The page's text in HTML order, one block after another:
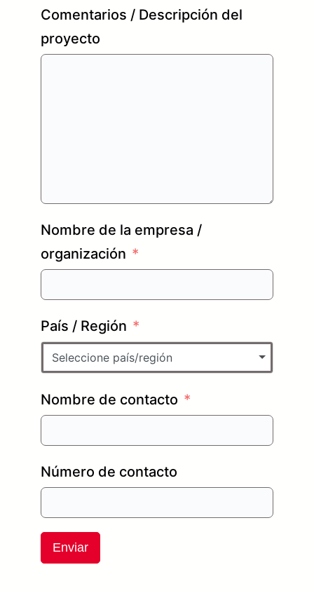
Comentarios / Descripción del
proyecto
Nombre de la empresa /
organización
País / Región
Seleccione país/región
Nombre de contacto
Número de contacto
Enviar